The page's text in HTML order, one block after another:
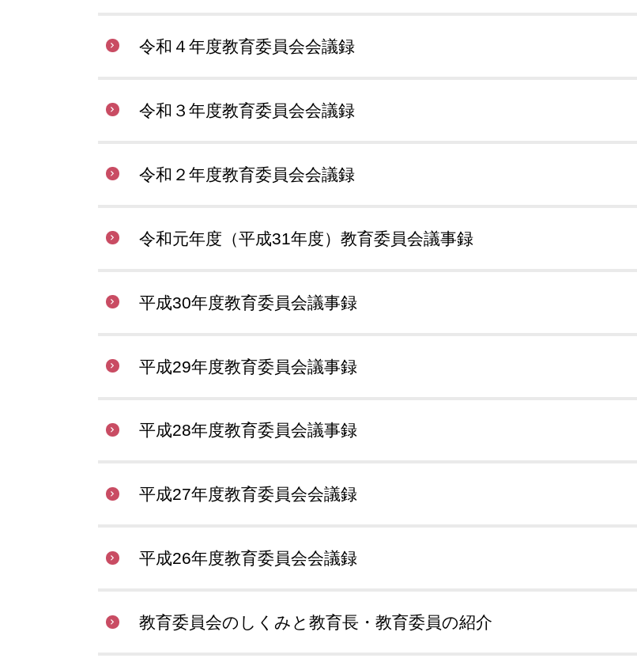
令和４年度教育委員会会議録
令和３年度教育委員会会議録
令和２年度教育委員会会議録
令和元年度（平成31年度）教育委員会議事録
平成30年度教育委員会議事録
平成29年度教育委員会議事録
平成28年度教育委員会議事録
平成27年度教育委員会会議録
平成26年度教育委員会会議録
教育委員会のしくみと教育長・教育委員の紹介